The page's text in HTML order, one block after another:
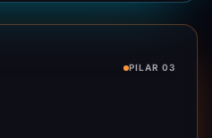
PILAR 03